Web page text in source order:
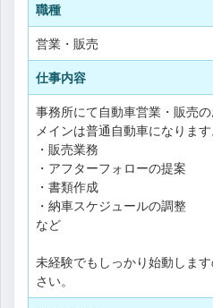
職種
営業・販売
仕事内容
事務所にて自動車営業・販売の
メインは普通自動車になります
・販売業務
・アフターフォローの提案
・書類作成
・納車スケジュールの調整
など
未経験でもしっかり始動しま
さい。